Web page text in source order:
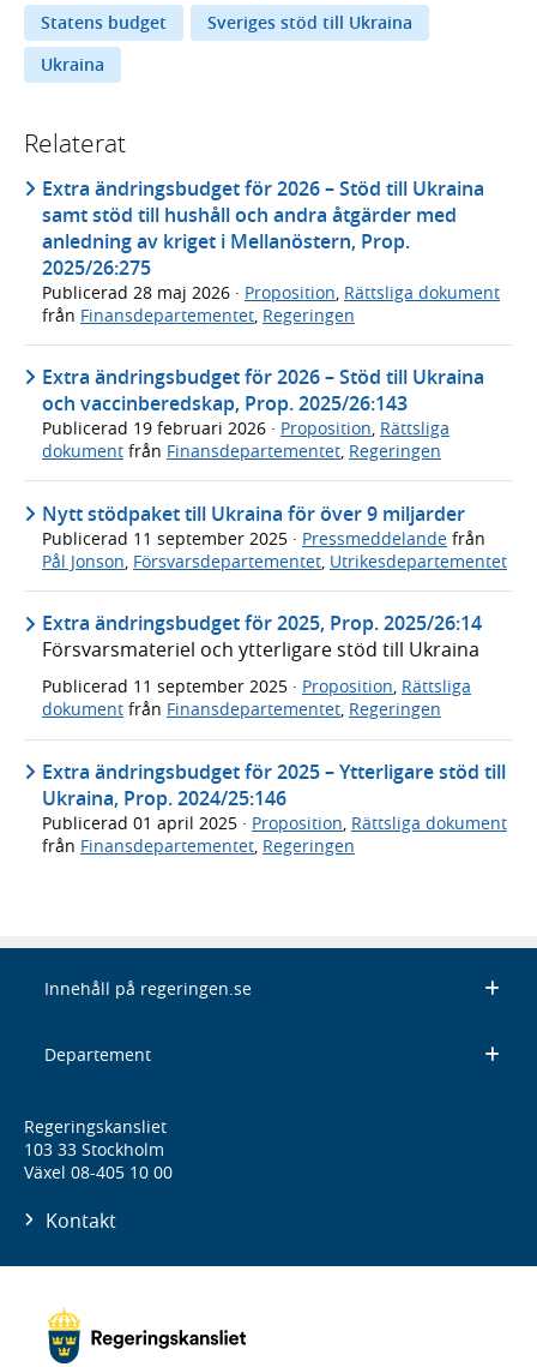
Statens budget
Sveriges stöd till Ukraina
Ukraina
Relaterat
Extra ändringsbudget för 2026 – Stöd till Ukraina
samt stöd till hushåll och andra åtgärder med
anledning av kriget i Mellanöstern, Prop.
2025/26:275
Publicerad 28 maj 2026 · Proposition Rättsliga dokument
från Finansdepartementet Regeringen
Extra ändringsbudget för 2026 – Stöd till Ukraina
och vaccinberedskap, Prop. 2025/26:143
Publicerad 19 februari 2026 · Proposition, Rättsliga
dokument från Finansdepartementet, Regeringen
Nytt stödpaket till Ukraina för över 9 miljarder
Publicerad 11 september 2025 · Pressmeddelande från
Pål Jonson, Försvarsdepartementet, Utrikesdepartementet
Extra ändringsbudget för 2025, Prop. 2025/26:14
Försvarsmateriel och ytterligare stöd till Ukraina
Publicerad 11 september 2025 · Proposition, Rättsliga
dokument från Finansdepartementet, Regeringen
Extra ändringsbudget för 2025 – Ytterligare stöd till
Ukraina, Prop. 2024/25:146
Publicerad 01 april 2025 · Proposition, Rättsliga dokument
från Finansdepartementet, Regeringen
Innehåll på regeringen.se
Departement
Regeringskansliet
103 33 Stockholm
Växel 08-405 10 00
Kontakt